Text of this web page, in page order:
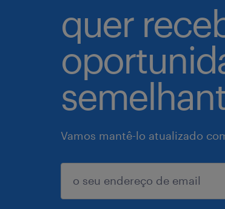
quer
Vamos mantê-lo atualizado
enviar